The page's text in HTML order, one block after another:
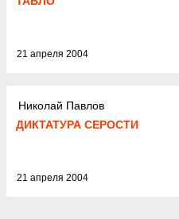
21 апреля 2004
Николай Павлов
ДИКТАТУРА СЕРОСТИ
21 апреля 2004